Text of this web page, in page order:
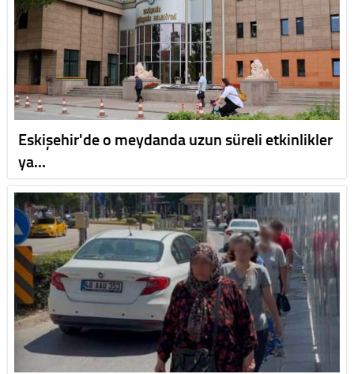
Eskişehir'de o meydanda uzun süreli etkinlikler
ya…